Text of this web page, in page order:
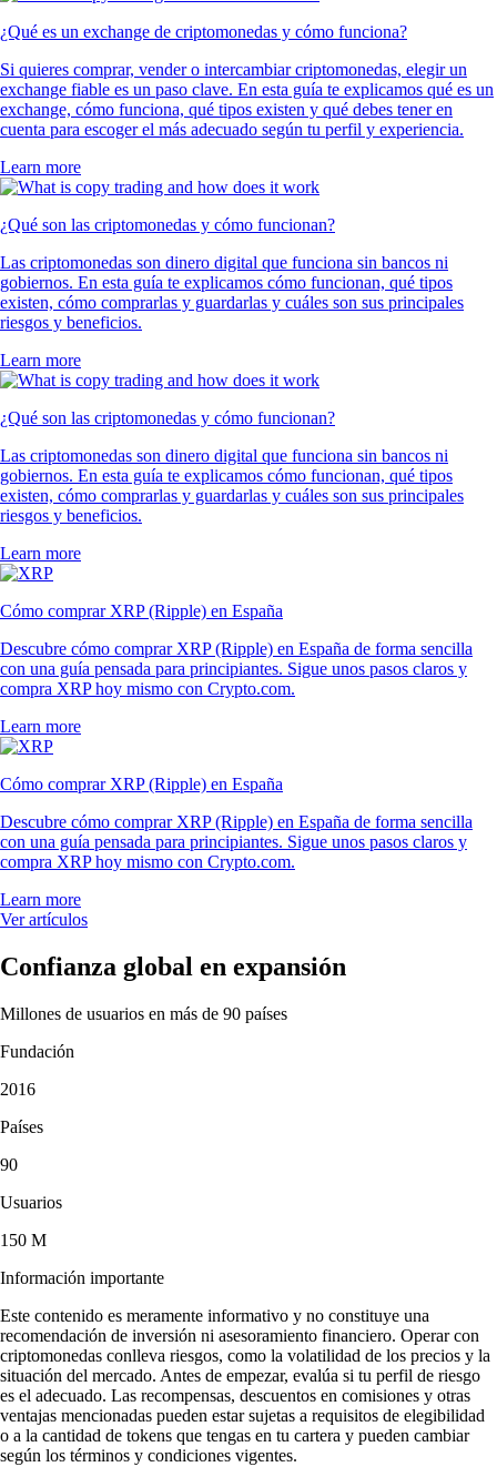
¿Qué es un exchange de criptomonedas y cómo funciona?
Si quieres comprar, vender o intercambiar criptomonedas, elegir un
exchange fiable es un paso clave. En esta guía te explicamos qué es un
exchange, cómo funciona, qué tipos existen y qué debes tener en
cuenta para escoger el más adecuado según tu perfil y experiencia.
Learn more
¿Qué son las criptomonedas y cómo funcionan?
Las criptomonedas son dinero digital que funciona sin bancos ni
gobiernos. En esta guía te explicamos cómo funcionan, qué tipos
existen, cómo comprarlas y guardarlas y cuáles son sus principales
riesgos y beneficios.
Learn more
¿Qué son las criptomonedas y cómo funcionan?
Las criptomonedas son dinero digital que funciona sin bancos ni
gobiernos. En esta guía te explicamos cómo funcionan, qué tipos
existen, cómo comprarlas y guardarlas y cuáles son sus principales
riesgos y beneficios.
Learn more
Cómo comprar XRP (Ripple) en España
Descubre cómo comprar XRP (Ripple) en España de forma sencilla
con una guía pensada para principiantes. Sigue unos pasos claros y
compra XRP hoy mismo con Crypto.com.
Learn more
Cómo comprar XRP (Ripple) en España
Descubre cómo comprar XRP (Ripple) en España de forma sencilla
con una guía pensada para principiantes. Sigue unos pasos claros y
compra XRP hoy mismo con Crypto.com.
Learn more
Ver artículos
Confianza global en expansión
Millones de usuarios en más de 90 países
Fundación
2016
Países
90
Usuarios
150 M
Información importante
Este contenido es meramente informativo y no constituye una
recomendación de inversión ni asesoramiento financiero. Operar con
criptomonedas conlleva riesgos, como la volatilidad de los precios y la
situación del mercado. Antes de empezar, evalúa si tu perfil de riesgo
es el adecuado. Las recompensas, descuentos en comisiones y otras
ventajas mencionadas pueden estar sujetas a requisitos de elegibilidad
o a la cantidad de tokens que tengas en tu cartera y pueden cambiar
según los términos y condiciones vigentes.